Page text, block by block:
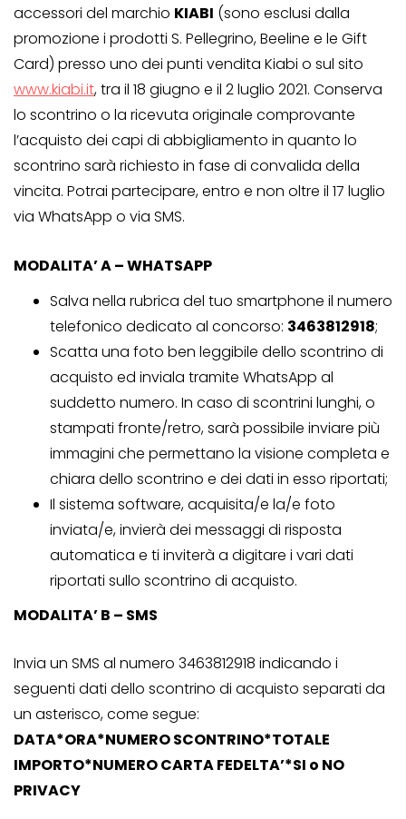
accessori del marchio KIABI (sono esclusi dalla
promozione i prodotti S. Pellegrino, Beeline e le Gift
Card) presso uno dei punti vendita Kiabi o sul sito
www.kiabi.it, tra il 18 giugno e il 2 luglio 2021. Conserva
lo scontrino o la ricevuta originale comprovante
l’acquisto dei capi di abbigliamento in quanto lo
scontrino sarà richiesto in fase di convalida della
vincita. Potrai partecipare, entro e non oltre il 17 luglio
via WhatsApp o via SMS.
MODALITA’ A – WHATSAPP
Salva nella rubrica del tuo smartphone il numero
telefonico dedicato al concorso: 3463812918;
Scatta una foto ben leggibile dello scontrino di
acquisto ed inviala tramite WhatsApp al
suddetto numero. In caso di scontrini lunghi, o
stampati fronte/retro, sarà possibile inviare più
immagini che permettano la visione completa e
chiara dello scontrino e dei dati in esso riportati;
Il sistema software, acquisita/e la/e foto
inviata/e, invierà dei messaggi di risposta
automatica e ti inviterà a digitare i vari dati
riportati sullo scontrino di acquisto.
MODALITA’ B – SMS
Invia un SMS al numero 3463812918 indicando i
seguenti dati dello scontrino di acquisto separati da
un asterisco, come segue:
DATA*ORA*NUMERO SCONTRINO*TOTALE
IMPORTO*NUMERO CARTA FEDELTA’*SI o NO
PRIVACY